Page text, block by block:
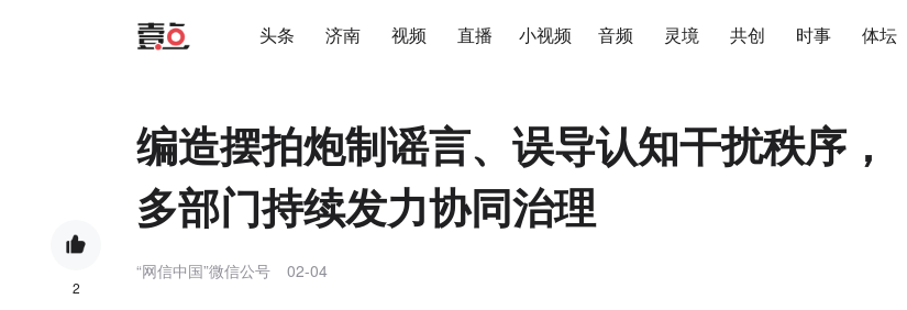
头条 济南 视频 直播 小视频 音频 灵境 共创 时事 体坛
2
编造摆拍炮制谣言、误导认知干扰秩序，
多部门持续发力协同治理
“网信中国”微信公号 02-04